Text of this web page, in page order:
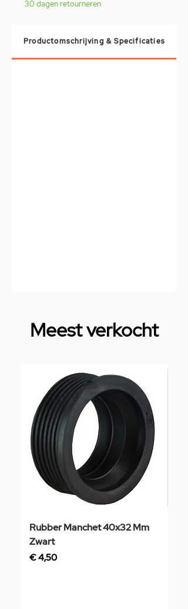
30 dagen retourneren
Productomschrijving & Specificaties
Meest verkocht
Rubber Manchet 40x32 Mm
Zwart
Prijs
€ 4,50